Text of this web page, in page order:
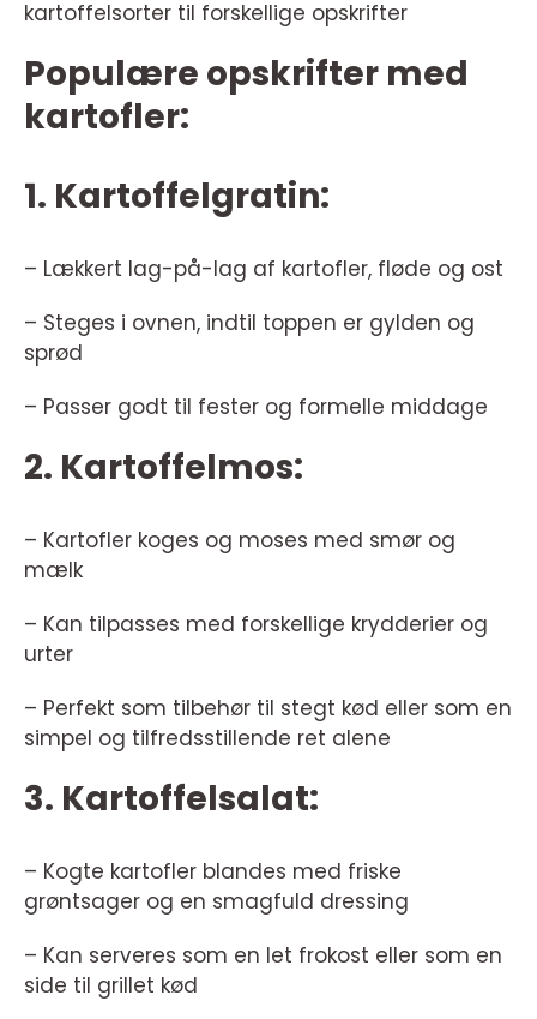
kartoffelsorter til forskellige opskrifter
Populære opskrifter med
kartofler:
1. Kartoffelgratin:
– Lækkert lag-på-lag af kartofler, fløde og ost
– Steges i ovnen, indtil toppen er gylden og
sprød
– Passer godt til fester og formelle middage
2. Kartoffelmos:
– Kartofler koges og moses med smør og
mælk
– Kan tilpasses med forskellige krydderier og
urter
– Perfekt som tilbehør til stegt kød eller som en
simpel og tilfredsstillende ret alene
3. Kartoffelsalat:
– Kogte kartofler blandes med friske
grøntsager og en smagfuld dressing
– Kan serveres som en let frokost eller som en
side til grillet kød